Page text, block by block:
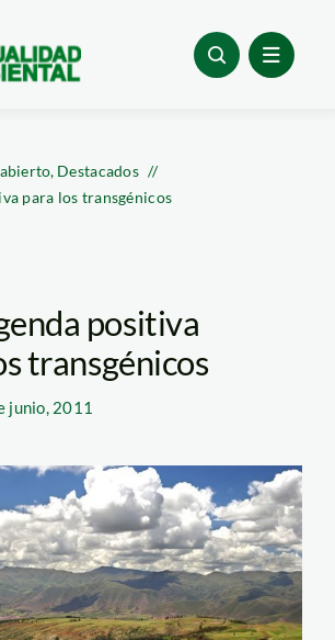
Destacados
para los transgénicos
positiva
transgénicos
junio, 2011